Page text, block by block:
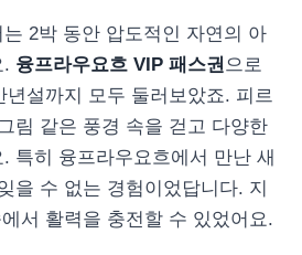
는 2박 동안 압도적인 자연의 아
. 융프라우요흐 VIP 패스권으로
년설까지 모두 둘러보았죠. 피르
림 같은 풍경 속을 걷고 다양한
특히 융프라우요흐에서 만난 새
을 수 없는 경험이었답니다. 지
서 활력을 충전할 수 있었어요.